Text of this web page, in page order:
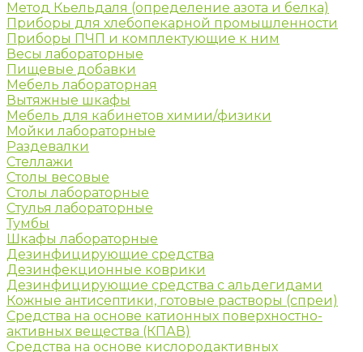
Метод Кьельдаля (определение азота и белка)
Приборы для хлебопекарной промышленности
Приборы ПЧП и комплектующие к ним
Весы лабораторные
Пищевые добавки
Мебель лабораторная
Вытяжные шкафы
Мебель для кабинетов химии/физики
Мойки лабораторные
Раздевалки
Стеллажи
Столы весовые
Столы лабораторные
Стулья лабораторные
Тумбы
Шкафы лабораторные
Дезинфицирующие средства
Дезинфекционные коврики
Дезинфицирующие средства с альдегидами
Кожные антисептики, готовые растворы (спреи)
Средства на основе катионных поверхностно-
активных вещества (КПАВ)
Средства на основе кислородактивных